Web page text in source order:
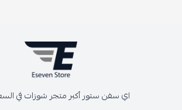
اي سفن ستور أكبر متجر شوزات في